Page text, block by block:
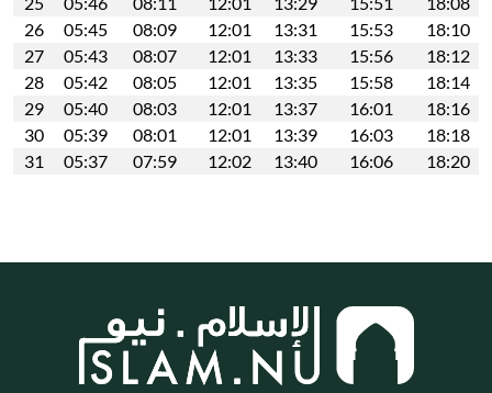
26
05:45 08:09 12:01 13:31 15:53
18:10
27
05:43 08:07 12:01 13:33 15:56
18:12
28
05:42 08:05 12:01 13:35 15:58
18:14
29
05:40 08:03 12:01 13:37 16:01
18:16
30
05:39 08:01 12:01 13:39 16:03
18:18
31
05:37 07:59 12:02 13:40 16:06 18:20